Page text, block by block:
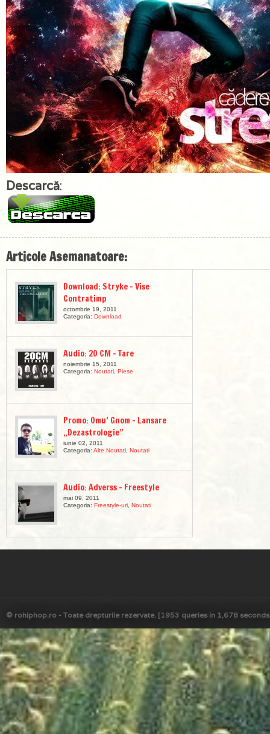
Descarcă:
Articole Asemanatoare:
Download: Stryke – Vise
Contratimp
octombrie 19, 2011
Categoria: Download
Audio: 20 CM – Tare
noiembrie 15, 2011
Categoria: Noutati Piese
Promo: Omu’ Gnom – Lansare
„Dezastrologie”
iunie 02, 2011
Categoria: Alte Noutati Noutati
Audio: Adverss – Freestyle
mai 09, 2011
Categoria: Freestyle-uri Noutati
© rohiphop.ro - Toate drepturile rezervate. [1953 queries in 1,678